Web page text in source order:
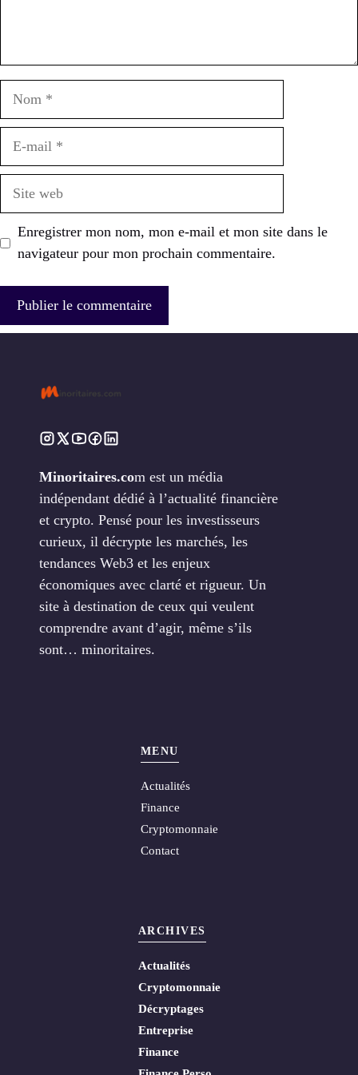
Enregistrer mon nom, mon e-mail et mon site dans le
navigateur pour mon prochain commentaire.
Minoritaires.com est un média
indépendant dédié à l’actualité financière
et crypto. Pensé pour les investisseurs
curieux, il décrypte les marchés, les
tendances Web3 et les enjeux
économiques avec clarté et rigueur. Un
site à destination de ceux qui veulent
comprendre avant d’agir, même s’ils
sont… minoritaires.
MENU
Actualités
Finance
Cryptomonnaie
Contact
ARCHIVES
Actualités
Cryptomonnaie
Décryptages
Entreprise
Finance